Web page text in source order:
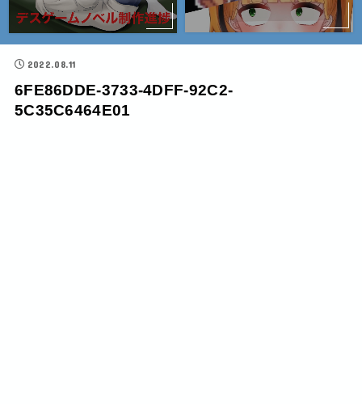
2022.08.11
6FE86DDE-3733-4DFF-92C2-
5C35C6464E01